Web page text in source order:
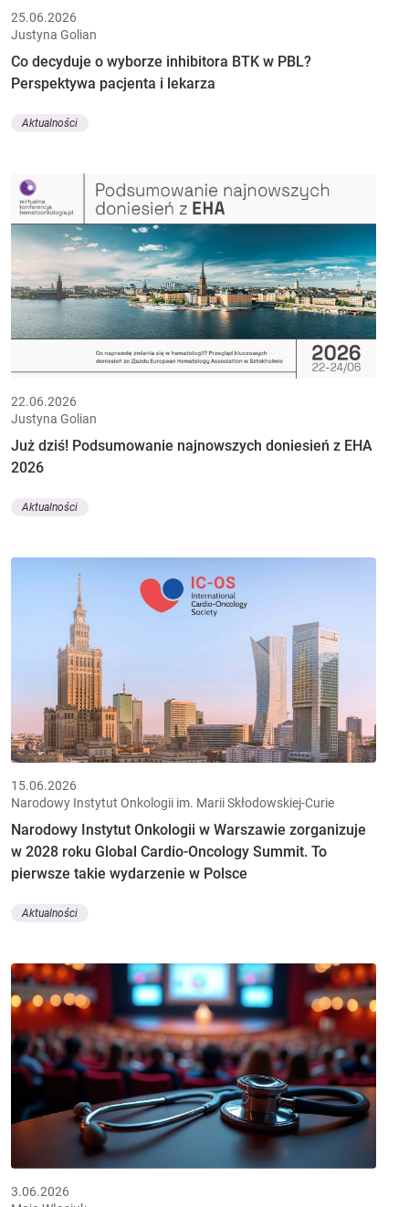
25.06.2026
Justyna Golian
Co decyduje o wyborze inhibitora BTK w PBL?
Perspektywa pacjenta i lekarza
Aktualności
22.06.2026
Justyna Golian
Już dziś! Podsumowanie najnowszych doniesień z EHA
2026
Aktualności
15.06.2026
Narodowy Instytut Onkologii im. Marii Skłodowskiej-Curie
Narodowy Instytut Onkologii w Warszawie zorganizuje
w 2028 roku Global Cardio-Oncology Summit. To
pierwsze takie wydarzenie w Polsce
Aktualności
3.06.2026